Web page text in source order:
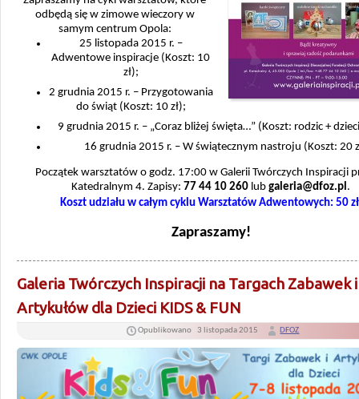
odbędą się w zimowe wieczory w
samym centrum Opola:
25 listopada 2015 r. –
Adwentowe inspiracje (Koszt: 10
zł);
2 grudnia 2015 r. – Przygotowania
do świąt (Koszt: 10 zł);
9 grudnia 2015 r. – „Coraz bliżej święta…” (Koszt: rodzic +
16 grudnia 2015 r. – W świątecznym nastroju (Koszt: 20
Początek warsztatów o godz. 17:00 w Galerii Twórczych Inspiracji
Katedralnym 4. Zapisy: 77 44 10 260 lubgaleria@dfoz.pl.
Koszt udziału w całym cyklu Warsztatów Adwentowych: 50
Zapraszamy!
Galeria Twórczych Inspiracji na Targach Zabawek i
Artykułów dla Dzieci KIDS & FUN
Opublikowano 3 listopada 2015 DFOZ